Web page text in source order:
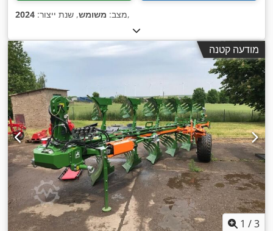
מצב: משומש, שנת ייצור: 2024 ,
מודעה קטנה
1 /3